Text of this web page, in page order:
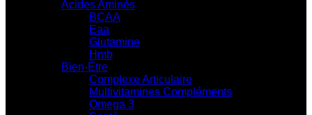
Acides Aminés
BCAA
Eaa
Glutamine
Hmb
Bien-Être
Complexe Articulaire
Multivitamines Compléments
Omega 3